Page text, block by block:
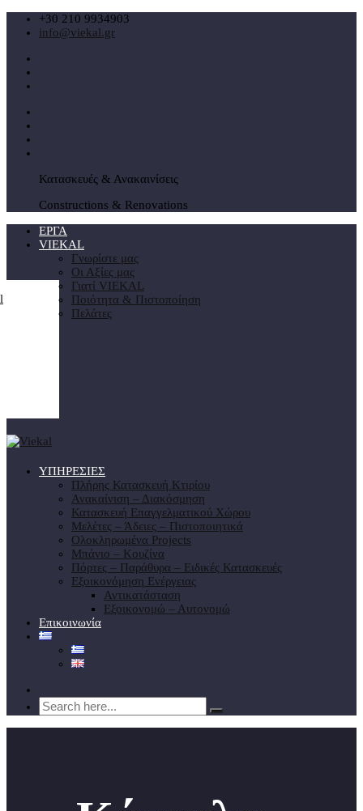
+30 210 9934903
info@viekal.gr
Κατασκευές & Ανακαινίσεις
Constructions & Renovations
ΕΡΓΑ
VIEKAL
Γνωρίστε μας
Οι Αξίες μας
Γιατί VIEKAL
Ποιότητα & Πιστοποίηση
Πελάτες
ΥΠΗΡΕΣΙΕΣ
Πλήρης Κατασκευή Κτιρίου
Ανακαίνιση – Διακόσμηση
Κατασκευή Επαγγελματικού Χώρου
Μελέτες – Άδειες – Πιστοποιητικά
Ολοκληρωμένα Projects
Μπάνιο – Κουζίνα
Πόρτες – Παράθυρα – Ειδικές Κατασκευές
Εξοικονόμηση Ενέργειας
Αντικατάσταση
Εξοικονομώ – Αυτονομώ
Επικοινωνία